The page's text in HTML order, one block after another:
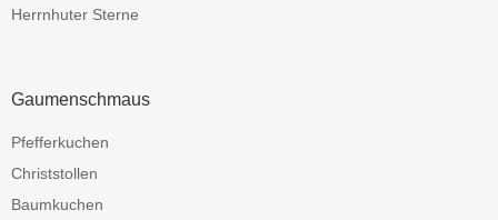
Herrnhuter Sterne
Gaumenschmaus
Pfefferkuchen
Christstollen
Baumkuchen